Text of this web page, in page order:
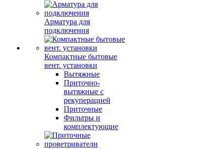
Арматура для
подключения
Компактные бытовые
вент. установки
Вытяжные
Приточно-
вытяжные с
рекуперацией
Приточные
Фильтры и
комплектующие